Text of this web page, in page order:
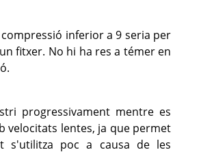
inferior a 9 seria per
fitxer. No hi ha res a témer en
progressivament mentre es
velocitats lentes, ja que permet
s'utilitza poc a causa de les